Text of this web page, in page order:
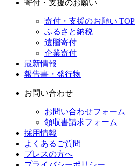
寄付・支援のお願い
寄付・支援のお願い TOP
ふるさと納税
遺贈寄付
企業寄付
最新情報
報告書・発行物
お問い合わせ
お問い合わせフォーム
領収書請求フォーム
採用情報
よくあるご質問
プレスの方へ